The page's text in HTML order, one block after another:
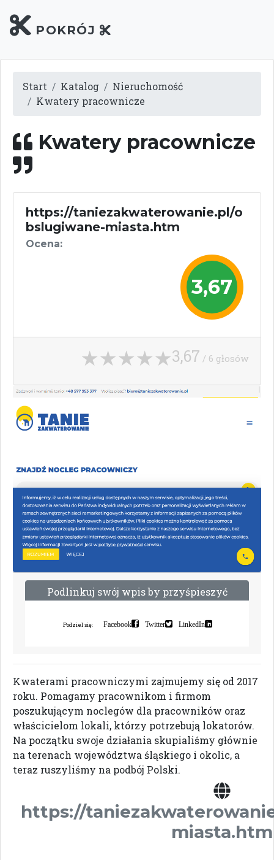
POKRÓJ
Start Katalog
Nieruchomość
Kwatery pracownicze
Kwatery pracownicze
https://taniezakwaterowanie.pl/o
bslugiwane-miasta.htm
Ocena:
3,67
3,67 / 6 głosów
Podlinkuj swój wpisby przyśpieszyć
Podziel się: Facebook Twitter LinkedIn
Kwaterami pracowniczymi zajmujemy się od 2017
roku. Pomagamy pracownikom i firmom
poszukującym noclegów dla pracowników oraz
właścicielom lokali, którzy potrzebują lokatorów.
Na początku swoje działania skupialiśmy głównie
na terenach województwa śląskiego i okolic, a
teraz ruszyliśmy na podbój Polski.
https://
miasta.htm